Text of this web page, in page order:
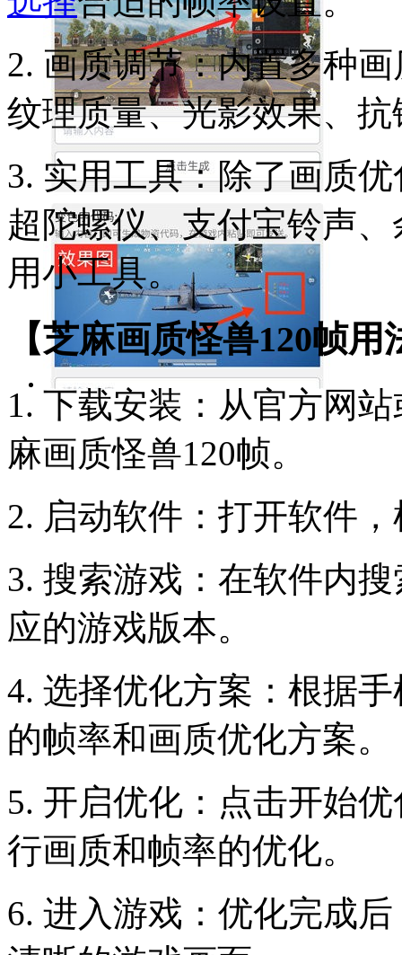
2. 画质调节：内置多种
纹理质量、光影效果、
3. 实用工具：除了画质
超陀螺仪、支付宝铃声
用小工具。
【芝麻画质怪兽120帧用
1. 下载安装：从官方网
麻画质怪兽120帧。
2. 启动软件：打开软件
3. 搜索游戏：在软件内
应的游戏版本。
4. 选择优化方案：根据
的帧率和画质优化方案。
5. 开启优化：点击开始
行画质和帧率的优化。
6. 进入游戏：优化完成